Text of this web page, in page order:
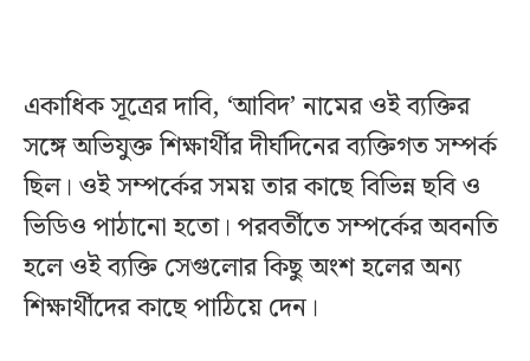
একাধিক সূত্রের দাবি, ‘আবিদ’ নামের ওই ব্যক্তির
সঙ্গে অভিযুক্ত শিক্ষার্থীর দীর্ঘদিনের ব্যক্তিগত সম্পর্ক
ছিল। ওই সম্পর্কের সময় তার কাছে বিভিন্ন ছবি ও
ভিডিও পাঠানো হতো। পরবর্তীতে সম্পর্কের অবনতি
হলে ওই ব্যক্তি সেগুলোর কিছু অংশ হলের অন্য
শিক্ষার্থীদের কাছে পাঠিয়ে দেন।